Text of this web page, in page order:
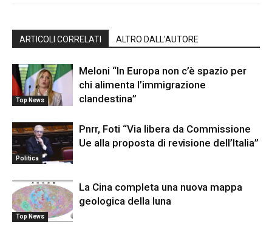
ARTICOLI CORRELATI ALTRO DALL'AUTORE
Top News
Meloni “In Europa non c’è spazio per
chi alimenta l’immigrazione
clandestina”
Politica
Pnrr, Foti “Via libera da Commissione
Ue alla proposta di revisione dell’Italia”
Top News
La Cina completa una nuova mappa
geologica della luna